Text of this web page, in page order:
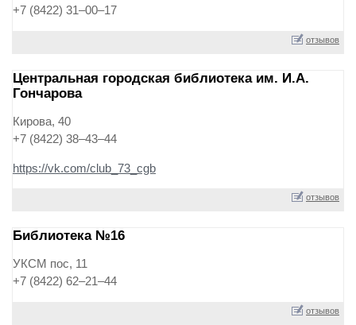
+7 (8422) 31‒00‒17
отзывов
Центральная городская библиотека им. И.А.
Гончарова
Кирова, 40
+7 (8422) 38‒43‒44
https://vk.com/club_73_cgb
отзывов
Библиотека №16
УКСМ пос, 11
+7 (8422) 62‒21‒44
отзывов